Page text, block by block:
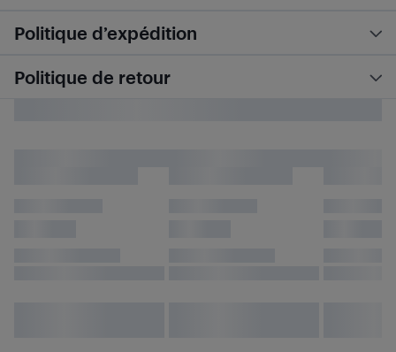
Politique d’expédition
Politique de retour